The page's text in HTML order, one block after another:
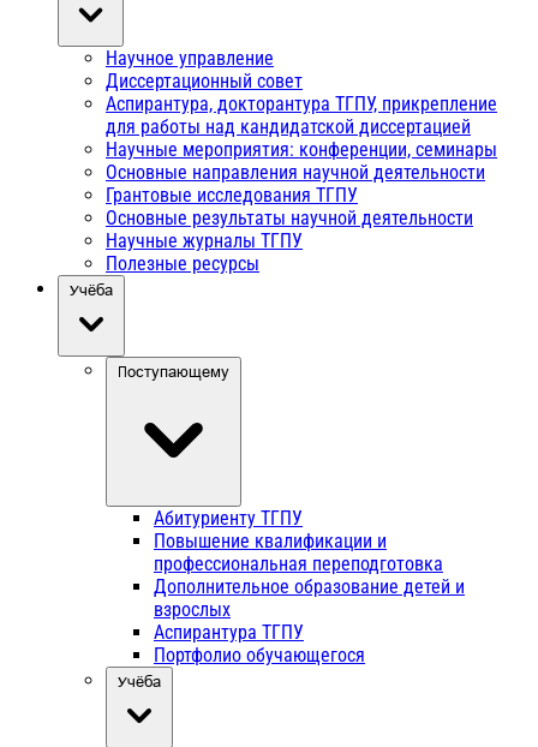
Научное управление
Диссертационный совет
Аспирантура, докторантура ТГПУ, прикрепление
для работы над кандидатской диссертацией
Научные мероприятия: конференции, семинары
Основные направления научной деятельности
Грантовые исследования ТГПУ
Основные результаты научной деятельности
Научные журналы ТГПУ
Полезные ресурсы
Учёба
Поступающему
Абитуриенту ТГПУ
Повышение квалификации и
профессиональная переподготовка
Дополнительное образование детей и
взрослых
Аспирантура ТГПУ
Портфолио обучающегося
Учёба